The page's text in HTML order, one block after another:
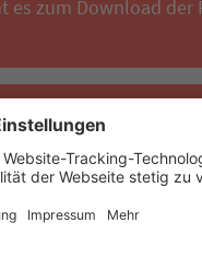
es zum Download der
zum Download der